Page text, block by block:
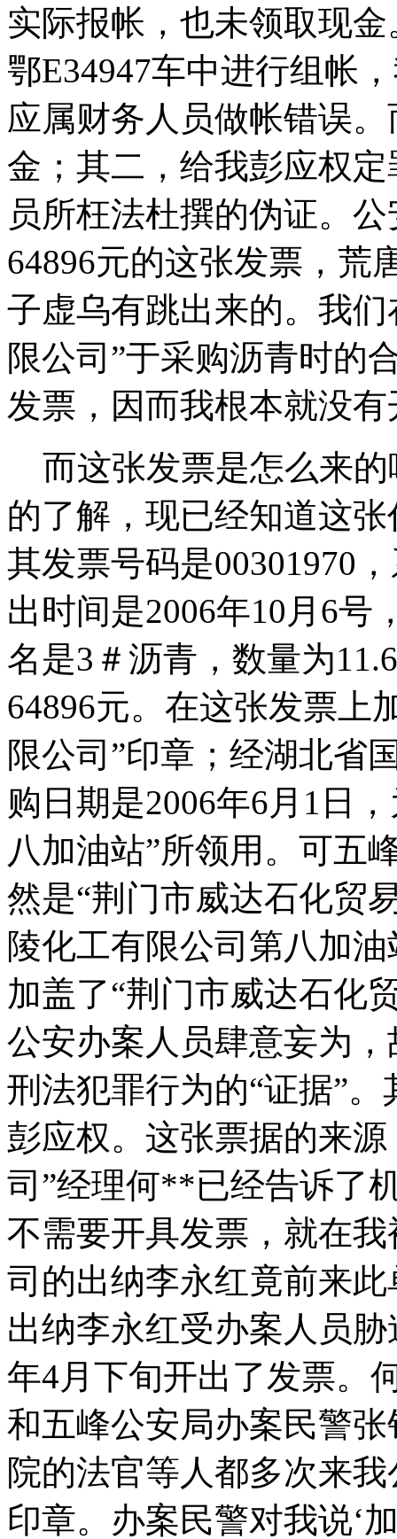
实际报帐，也未领取现
鄂E34947车中进行组帐
应属财务人员做帐错误
金；其二，给我彭应权
员所枉法杜撰的伪证。
64896元的这张发票，荒
子虚乌有跳出来的。我
限公司”于采购沥青时的
发票，因而我根本就没
而这张发票是怎么来的
的了解，现已经知道这张
其发票号码是00301970
出时间是2006年10月6号
名是3＃沥青，数量为
64896元。在这张发票上
限公司”印章；经湖北省
购日期是2006年6月1日
八加油站”所领用。可五
然是“荆门市威达石化贸
陵化工有限公司第八加
加盖了“荆门市威达石化
公安办案人员肆意妄为
刑法犯罪行为的“证据”
彭应权。这张票据的来
司”经理何**已经告诉了
不需要开具发票，就在
司的出纳李永红竟前来
出纳李永红受办案人员
年4月下旬开出了发票。
和五峰公安局办案民警
院的法官等人都多次来
印章。办案民警对我说‘